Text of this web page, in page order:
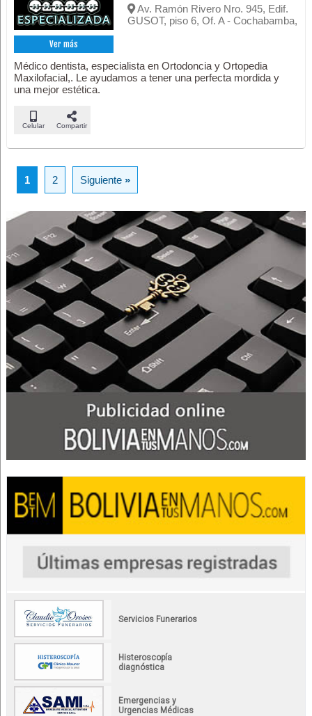
Ver más
Av. Ramón Rivero Nro. 945, Edif.
GUSOT, piso 6, Of. A - Cochabamba,
Médico dentista, especialista en Ortodoncia y Ortopedia
Maxilofacial,. Le ayudamos a tener una perfecta mordida y
una mejor estética.
Celular Compartir
1 2 Siguiente»
Servicios Funerarios
Histeroscopía
diagnóstica
Emergencias y
Urgencias Médicas